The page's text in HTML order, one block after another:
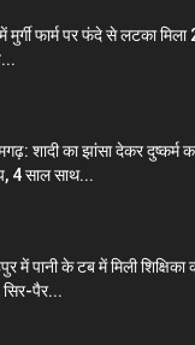
में मुर्गी फार्म पर फंदे से लटका मिला
शादी का झांसा देकर दुष्कर्म
4 साल साथ...
में पानी के टब में मिली शिक्षिका
सिर-पैर...